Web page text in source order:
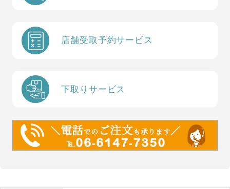
店舗受取予約サービス
下取りサービス